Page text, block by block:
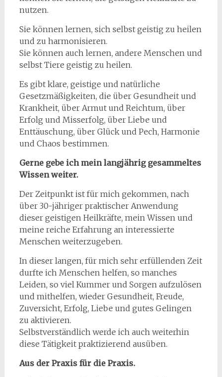
nutzen.
Sie können lernen, sich selbst geistig zu heilen
und zu harmonisieren.
Sie können auch lernen, andere Menschen und
selbst Tiere geistig zu heilen.
Es gibt klare, geistige und natürliche
Gesetzmäßigkeiten, die über Gesundheit und
Krankheit, über Armut und Reichtum, über
Erfolg und Misserfolg, über Liebe und
Enttäuschung, über Glück und Pech, Harmonie
und Chaos bestimmen.
Gerne gebe ich mein langjährig gesammeltes
Wissen weiter.
Der Zeitpunkt ist für mich gekommen, nach
über 30-jähriger praktischer Anwendung
dieser geistigen Heilkräfte, mein Wissen und
meine reiche Erfahrung an interessierte
Menschen weiterzugeben.
In dieser langen, für mich sehr erfüllenden Zeit
durfte ich Menschen helfen, so manches
Leiden, so viel Kummer und Sorgen aufzulösen
und mithelfen, wieder Gesundheit, Freude,
Zuversicht, Erfolg, Liebe und gutes Gelingen
zu aktivieren.
Selbstverständlich werde ich auch weiterhin
diese Tätigkeit praktizierend ausüben.
Aus der Praxis für die Praxis.